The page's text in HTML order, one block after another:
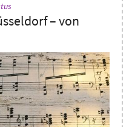
– von